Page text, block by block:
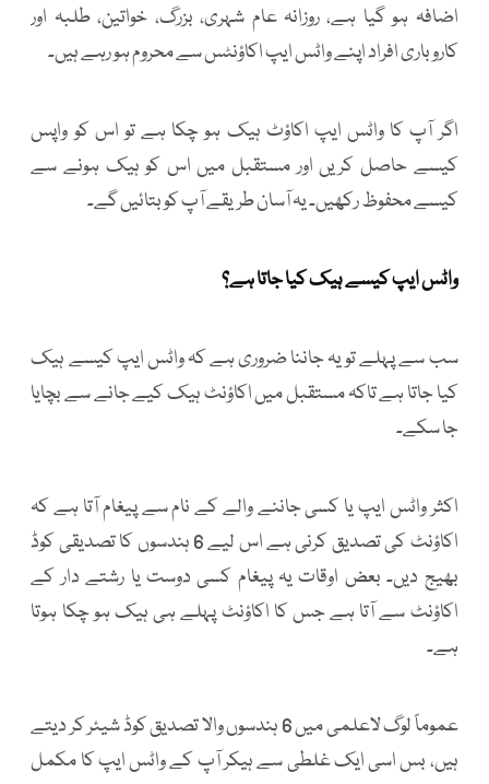
اضافہ ہو گیا ہے، روزانہ عام شہری، بزرگ، خواتین، طلبہ اور
کاروباری افراد اپنے واٹس ایپ اکاؤنٹس سے محروم ہو رہے ہیں۔
اگر آپ کا واٹس ایپ اکاؤٹ ہیک ہو چکا ہے تو اس کو واپس
کیسے حاصل کریں اور مستقبل میں اس کو ہیک ہونے سے
کیسے محفوظ رکھیں۔ یہ آسان طریقے آپ کو بتائیں گے۔
واٹس ایپ کیسے ہیک کیا جاتا ہے؟
سب سے پہلے تو یہ جاننا ضروری ہے کہ واٹس ایپ کیسے ہیک
کیا جاتا ہے تاکہ مستقبل میں اکاؤنٹ ہیک کیے جانے سے بچایا
جا سکے۔
اکثر واٹس ایپ یا کسی جاننے والے کے نام سے پیغام آتا ہے کہ
اکاؤنٹ کی تصدیق کرنی ہے اس لیے 6 ہندسوں کا تصدیقی کوڈ
بھیج دیں۔ بعض اوقات یہ پیغام کسی دوست یا رشتے دار کے
اکاؤنٹ سے آتا ہے جس کا اکاؤنٹ پہلے ہی ہیک ہو چکا ہوتا
ہے۔
عموماً لوگ لاعلمی میں 6 ہندسوں والا تصدیق کوڈ شیئر کر دیتے
ہیں، بس اسی ایک غلطی سے ہیکر آپ کے واٹس ایپ کا مکمل